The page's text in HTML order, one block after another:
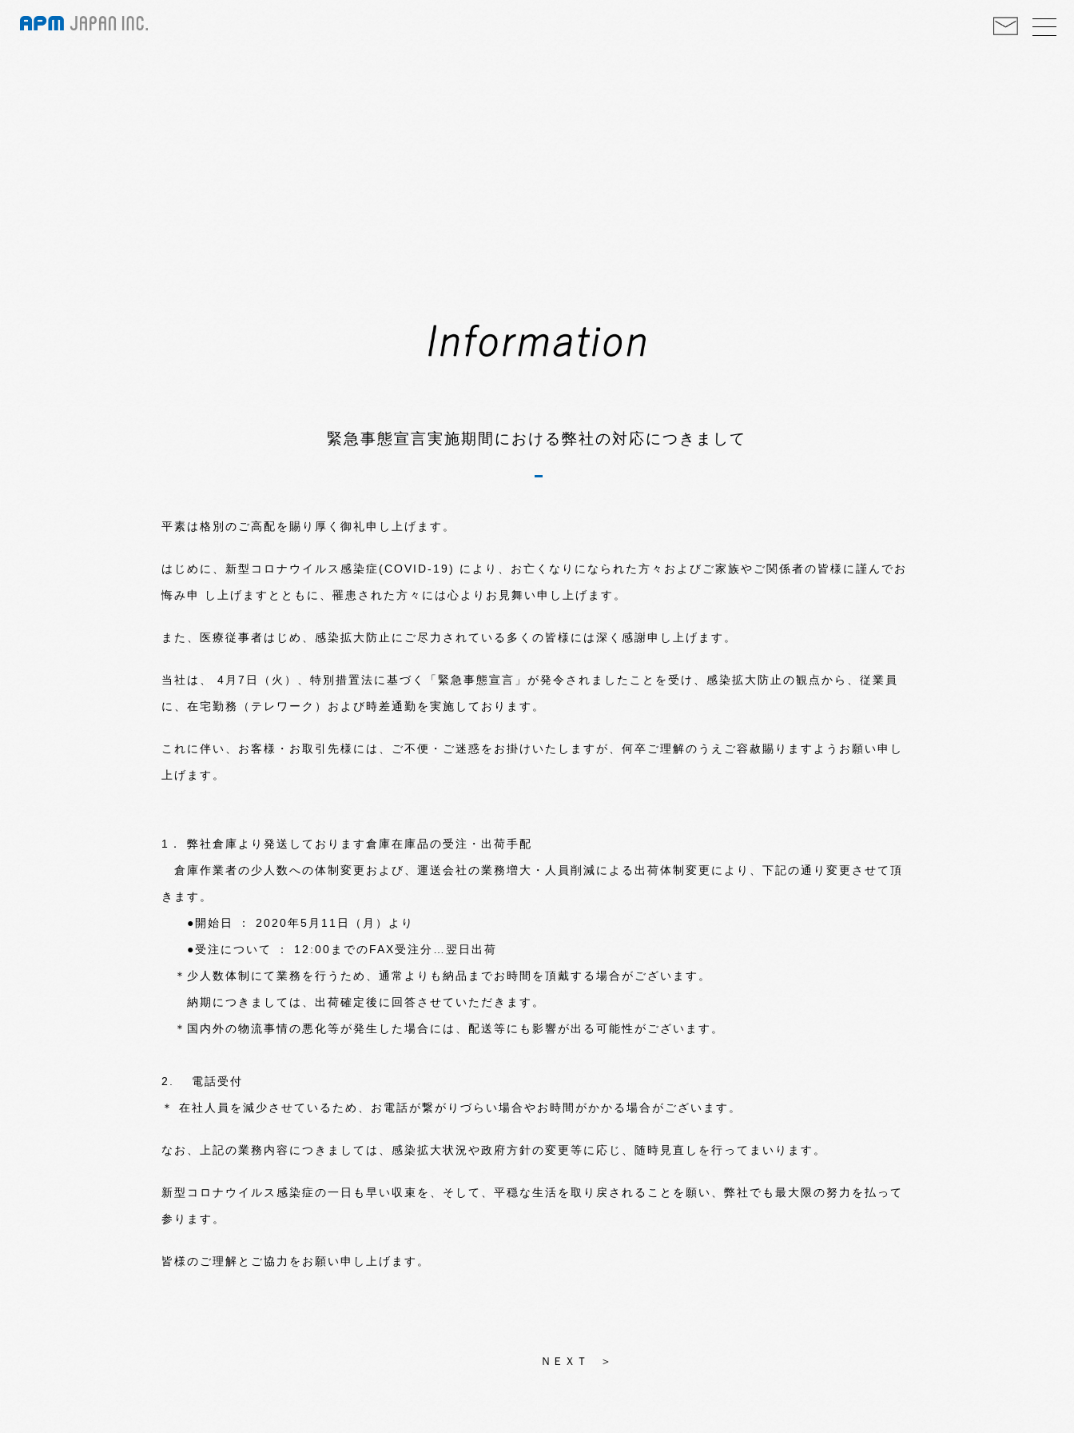
緊急事態宣言実施期間における弊社の対応につきまして
平素は格別のご高配を賜り厚く御礼申し上げます。
はじめに、新型コロナウイルス感染症(COVID-19) により、お亡くなりになられた方々およびご家族やご関係者の皆様に謹んでお
悔み申 し上げますとともに、罹患された方々には心よりお見舞い申し上げます。
また、医療従事者はじめ、感染拡大防止にご尽力されている多くの皆様には深く感謝申し上げます。
当社は、 4月7日（火）、特別措置法に基づく「緊急事態宣言」が発令されましたことを受け、感染拡大防止の観点から、従業員
に、在宅勤務（テレワーク）および時差通勤を実施しております。
これに伴い、お客様・お取引先様には、ご不便・ご迷惑をお掛けいたしますが、何卒ご理解のうえご容赦賜りますようお願い申し
上げます。
1． 弊社倉庫より発送しております倉庫在庫品の受注・出荷手配
倉庫作業者の少人数への体制変更および、運送会社の業務増大・人員削減による出荷体制変更により、下記の通り変更させて頂
きます。
●開始日 ： 2020年5月11日（月）より
●受注について ： 12:00までのFAX受注分…翌日出荷
＊少人数体制にて業務を行うため、通常よりも納品までお時間を頂戴する場合がございます。
納期につきましては、出荷確定後に回答させていただきます。
＊国内外の物流事情の悪化等が発生した場合には、配送等にも影響が出る可能性がございます。
2. 電話受付
＊ 在社人員を減少させているため、お電話が繋がりづらい場合やお時間がかかる場合がございます。
なお、上記の業務内容につきましては、感染拡大状況や政府方針の変更等に応じ、随時見直しを行ってまいります。
新型コロナウイルス感染症の一日も早い収束を、そして、平穏な生活を取り戻されることを願い、弊社でも最大限の努力を払って
参ります。
皆様のご理解とご協力をお願い申し上げます。
ＮＥＸＴ ＞